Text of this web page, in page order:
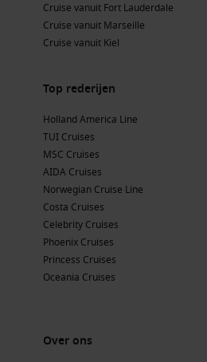
Cruise vanuit Fort Lauderdale
Cruise vanuit Marseille
Cruise vanuit Kiel
Top rederijen
Holland America Line
TUI Cruises
MSC Cruises
AIDA Cruises
Norwegian Cruise Line
Costa Cruises
Celebrity Cruises
Phoenix Cruises
Princess Cruises
Oceania Cruises
Over ons